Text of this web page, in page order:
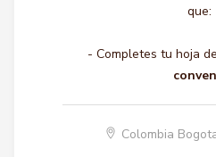
que:
- Completes tu hoja
Colombia